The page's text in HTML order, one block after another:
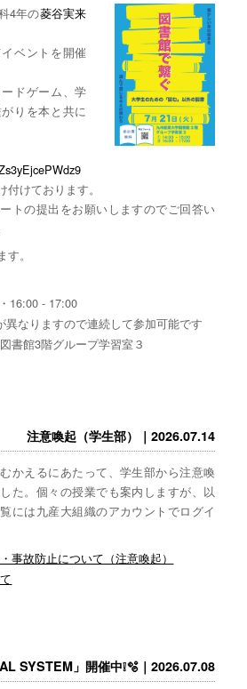
4年の菱谷実来
ベントを開催
ドゲーム、学
りを本と共に
けております。
トの提出をお願いしますのでご回答い
。
16:00 - 17:00
異なりますので連続して参加可能です
書館3階グループ学習室３
注意喚起（学生部）｜2026.07.14
かえるにあたって、学生部から注意喚
た。個々の授業でも案内しますが、以
には九産大組織のアカウントでログイ
事故防止について（注意喚起）
SYSTEM」開催中❕🫧｜2026.07.08